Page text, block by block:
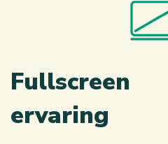
Fullscreen
ervaring